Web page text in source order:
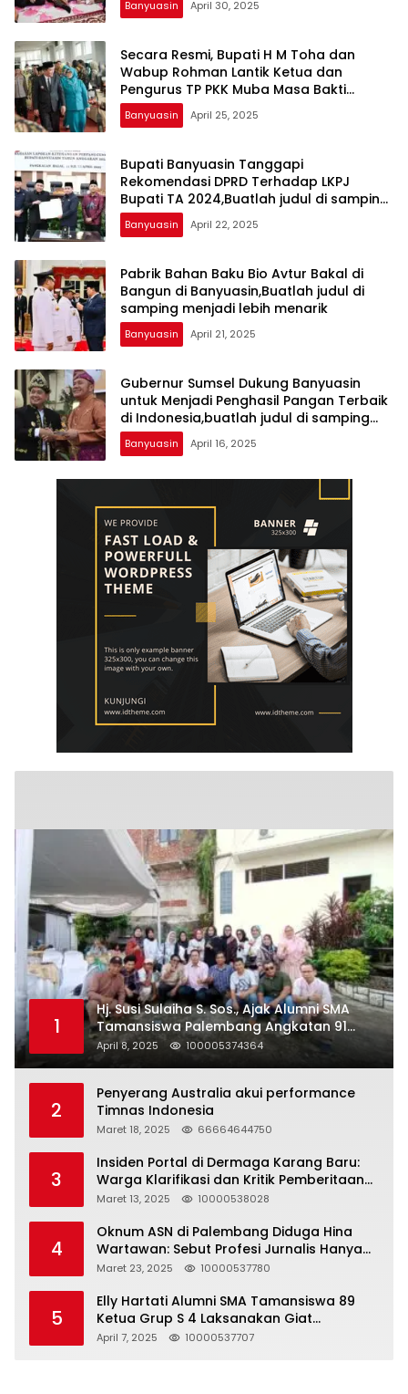
Banyuasin April 30, 2025
Secara Resmi, Bupati H M Toha dan
Wabup Rohman Lantik Ketua dan
Pengurus TP PKK Muba Masa Bakti
2025,Buatlah judul di samping menjadi
lebih menarik
Banyuasin April 25, 2025
Bupati Banyuasin Tanggapi
Rekomendasi DPRD Terhadap LKPJ
Bupati TA 2024,Buatlah judul di samping
menjadi lebih menarik
Banyuasin April 22, 2025
Pabrik Bahan Baku Bio Avtur Bakal di
Bangun di Banyuasin,Buatlah judul di
samping menjadi lebih menarik
Banyuasin April 21, 2025
Gubernur Sumsel Dukung Banyuasin
untuk Menjadi Penghasil Pangan Terbaik
di Indonesia,buatlah judul di samping
menjadi lebih menarik
Banyuasin April 16, 2025
1
Hj. Susi Sulaiha S. Sos., Ajak Alumni SMA
Tamansiswa Palembang Angkatan 91
Halal Bihalal
April 8, 2025 100005374364
2
Penyerang Australia akui performance
Timnas Indonesia
Maret 18, 2025 66664644750
3
Insiden Portal di Dermaga Karang Baru:
Warga Klarifikasi dan Kritik Pemberitaan
yang Tidak Akurat
Maret 13, 2025 10000538028
4
Oknum ASN di Palembang Diduga Hina
Wartawan: Sebut Profesi Jurnalis Hanya
Seharga 2 Liter Bensin, Berujung Dugaan
Maret 23, 2025 10000537780
5
Elly Hartati Alumni SMA Tamansiswa 89
Ketua Grup S 4 Laksanakan Giat
Silaturahmi
April 7, 2025 10000537707